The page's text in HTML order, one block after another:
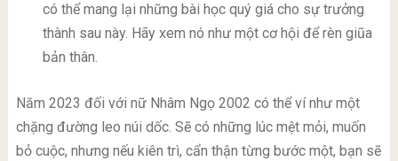
có thể mang lại những bài học quý giá cho sự trưởng
thành sau này. Hãy xem nó như một cơ hội để rèn giũa
bản thân.
Năm 2023 đối với nữ Nhâm Ngọ 2002 có thể ví như một
chặng đường leo núi dốc. Sẽ có những lúc mệt mỏi, muốn
bỏ cuộc, nhưng nếu kiên trì, cẩn thận từng bước một, bạn sẽ